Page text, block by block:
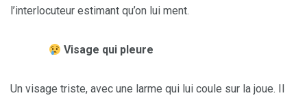
l’interlocuteur estimant qu’on lui ment.
Visage qui pleure
Un visage triste, avec une larme qui lui coule sur la joue. Il